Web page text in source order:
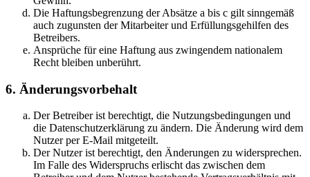
Die Haftungsbegrenzung der Absätze a bis c gilt sinngemäß
auch zugunsten der Mitarbeiter und Erfüllungsgehilfen des
Betreibers.
Ansprüche für eine Haftung aus zwingendem nationalem
Recht bleiben unberührt.
6. Änderungsvorbehalt
Der Betreiber ist berechtigt, die Nutzungsbedingungen und
die Datenschutzerklärung zu ändern. Die Änderung wird dem
Nutzer per E-Mail mitgeteilt.
Der Nutzer ist berechtigt, den Änderungen zu widersprechen.
Im Falle des Widerspruchs erlischt das zwischen dem